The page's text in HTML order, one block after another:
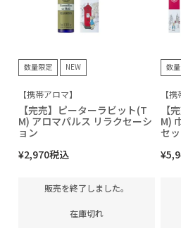
数量限定 NEW
【携帯アロマ】
【完売】ピーターラビット(T
M) アロマパルス リラクセーシ
ョン
¥2,970税込
販売を終了しました。
在庫切れ
数
【
【
M)
セ
¥